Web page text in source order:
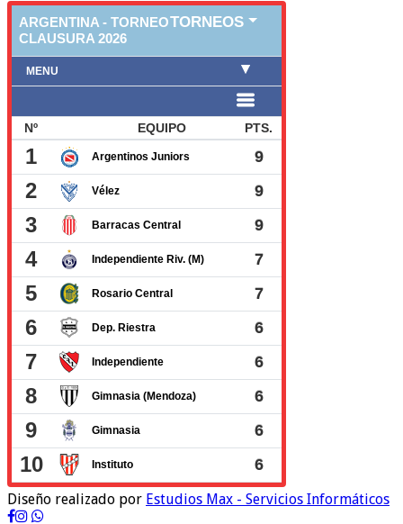
Diseño realizado por Estudios Max - Servicios Informáticos